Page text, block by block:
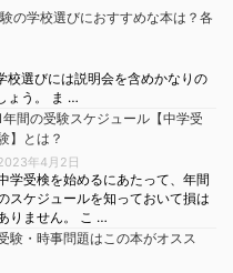
の学校選びにおすすめな本は？各
校選びには説明会を含めかなりの
ょう。 ま …
年間の受験スケジュール【中学受
】とは？
年4月2日
学受検を始めるにあたって、年間
スケジュールを知っておいて損は
りません。 こ …
験・時事問題はこの本がオスス